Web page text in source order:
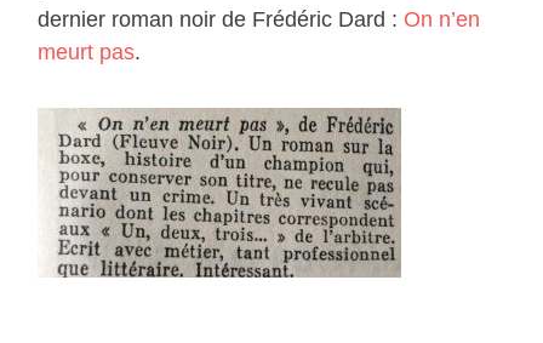
dernier roman noir de Frédéric Dard : On n’en
meurt pas.